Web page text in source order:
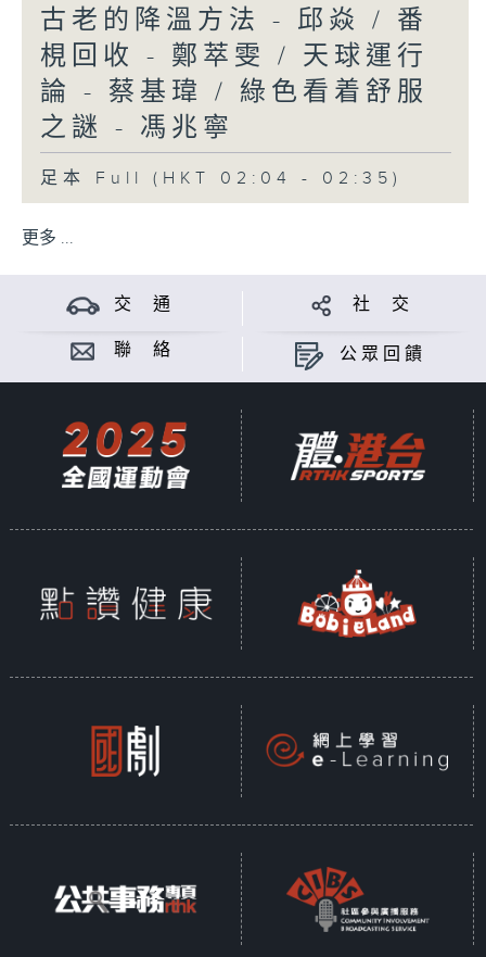
古老的降溫方法 - 邱焱 / 番
梘回收 - 鄭萃雯 / 天球運行
論 - 蔡基瑋 / 綠色看着舒服
之謎 - 馮兆寧
足本 Full (HKT 02:04 - 02:35)
更多 ...
交 通 社 交
聯 絡 公眾回饋